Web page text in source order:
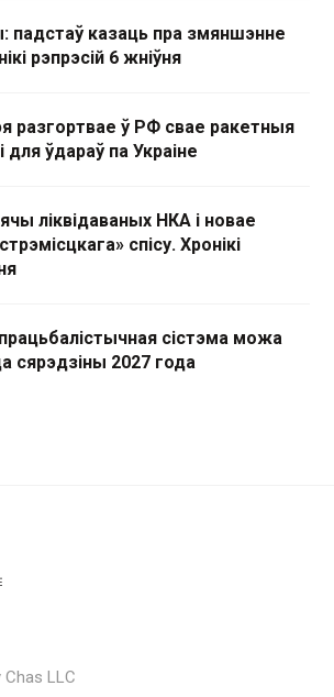
падстаў казаць пра змяншэнне
рэпрэсій 6 жніўня
разгортвае ў РФ свае ракетныя
для ўдараў па Украіне
ліквідаваных НКА і новае
спісу. Хронікі
сістэма можа
сярэдзіны 2027 года
LLC